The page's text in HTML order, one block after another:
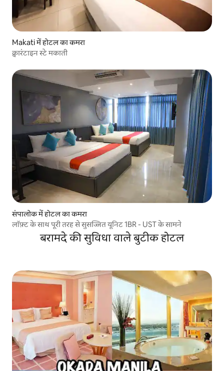
Makati में होटल का कमरा
क्वारंटाइन स्टे मकाती
संपालोक में होटल का कमरा
लॉफ़्ट के साथ पूरी तरह से सुसज्जित यूनिट 1BR - UST के सामने
बरामदे की सुविधा वाले बुटीक होटल